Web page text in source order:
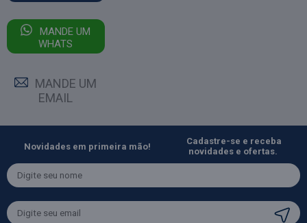
MANDE UM
WHATS
MANDE UM
EMAIL
Novidades em primeira mão!
Cadastre-se e receba
novidades e ofertas.